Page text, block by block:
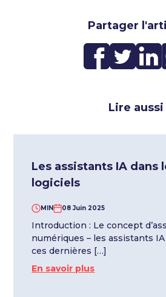
Partager
Lire aussi
Les assistants IA dans
logiciels
MIN 08 Juin 2025
Introduction : Le concept
numériques – les assistants IA
ces dernières […]
En savoir plus